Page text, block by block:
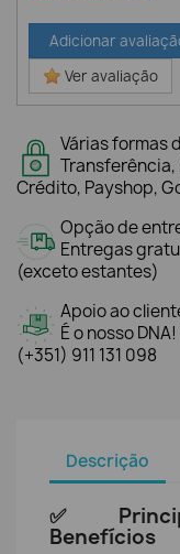
Adicionar
Ver avaliação
Várias formas
Transferência,
Crédito, Payshop,
Opção de
Entregas
(exceto estantes)
Apoio ao
É o nosso
(+351) 911 131 098
Descrição
✅
Benefícios